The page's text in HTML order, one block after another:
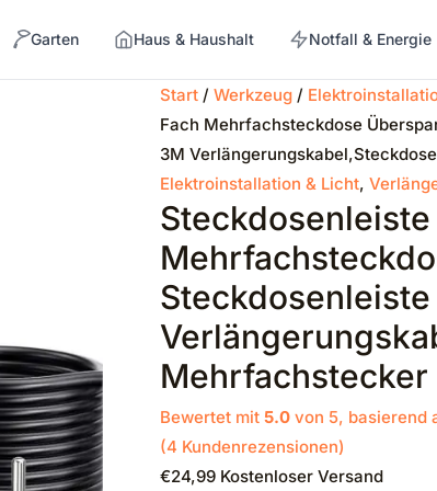
Garten Haus & Haushalt Notfall & Energie
→
Start/ Werkzeug/
Fach Mehrfachsteckdose
3M
Elektroinstallation & Licht,
Mehrfachstecker
Bewertet mit 5.0von 5, basierend
(4 Kundenrezensionen)
€24,99 Kostenloser Versand